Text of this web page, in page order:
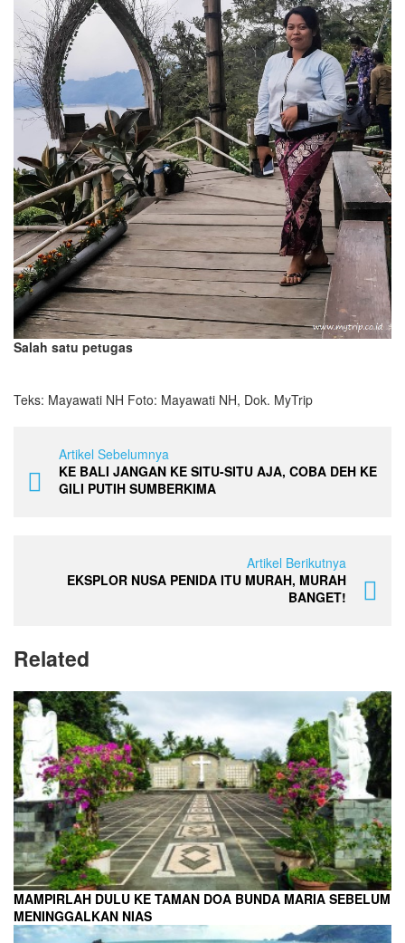
Salah satu petugas
Teks: Mayawati NH Foto: Mayawati NH, Dok. MyTrip
Artikel Sebelumnya
KE BALI JANGAN KE SITU-SITU AJA, COBA DEH KE
GILI PUTIH SUMBERKIMA
Artikel Berikutnya
EKSPLOR NUSA PENIDA ITU MURAH, MURAH
BANGET!
Related
MAMPIRLAH DULU KE TAMAN DOA BUNDA MARIA SEBELUM
MENINGGALKAN NIAS